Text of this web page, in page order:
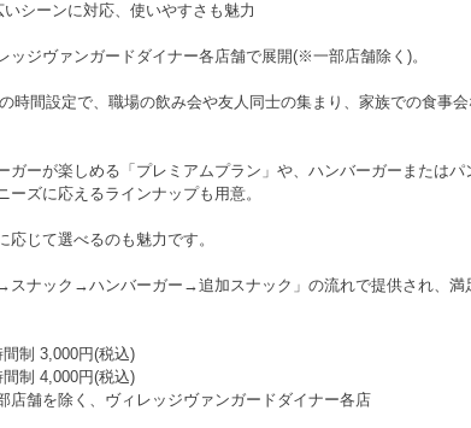
いシーンに対応、使いやすさも魅力
ッジヴァンガードダイナー各店舗で展開(※一部店舗除く)。
時間設定で、職場の飲み会や友人同士の集まり、家族での食事
ガーが楽しめる「プレミアムプラン」や、ハンバーガーまたは
ーズに応えるラインナップも用意。
応じて選べるのも魅力です。
スナック→ハンバーガー→追加スナック」の流れで提供され、満
制 3,000円(税込)
円(税込)
舗を除く、ヴィレッジヴァンガードダイナー各店